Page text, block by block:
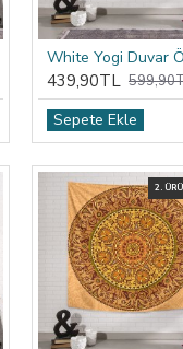
White Yogi Duvar
439,90TL
Sepete Ekle
2.